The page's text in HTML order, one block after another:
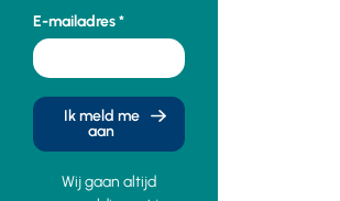
E-mailadres
Ik meld me
aan
Wij gaan altijd